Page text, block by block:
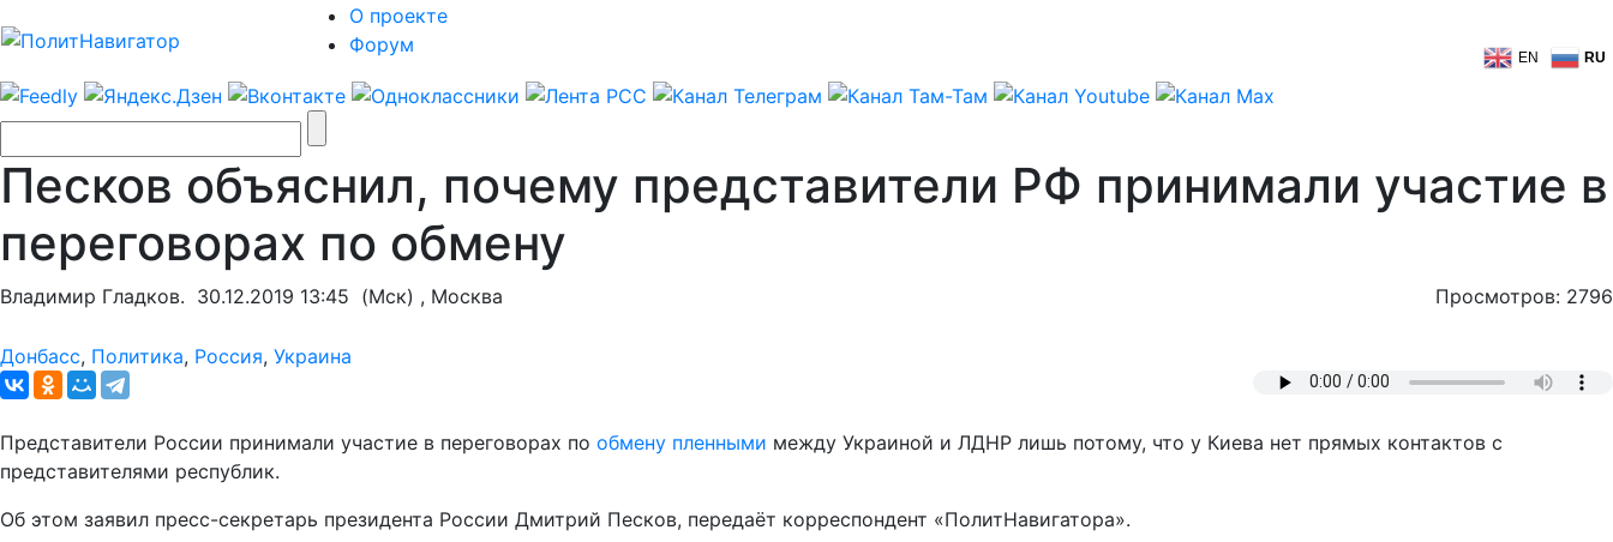
О проекте
Форум
EN RU
Песков объяснил, почему представители РФ принимали участие в
переговорах по обмену
Владимир Гладков. 30.12.2019 13:45 (Мск) , Москва Просмотров: 2796
Донбасс, Политика, Россия, Украина
Представители России принимали участие в переговорах по обмену пленными между Украиной и ЛДНР лишь потому, что у Киева нет прямых контактов с
представителями республик.
Об этом заявил пресс-секретарь президента России Дмитрий Песков, передаёт корреспондент «ПолитНавигатора».